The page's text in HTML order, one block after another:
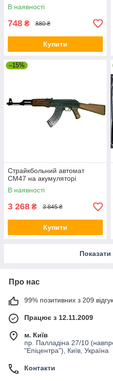
В наявності
748 ₴ 880 ₴
Купити
–15%
Страйкбольний автомат
CM47 на акумуляторі
В наявності
3 268 ₴ 3 845 ₴
Купити
Про нас
99% позитивних з 209
Працює з 12.11.2009
м. Київ
пр. Палладіна 27/10
"Епіцентра"), Київ, Україна
Контакти